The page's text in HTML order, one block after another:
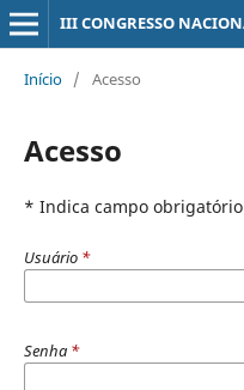
Início / Acesso
Acesso
* Indica campo obrigatório
Usuário *
Senha *